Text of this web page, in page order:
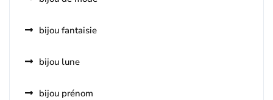
bijou fantaisie
bijou lune
bijou prénom